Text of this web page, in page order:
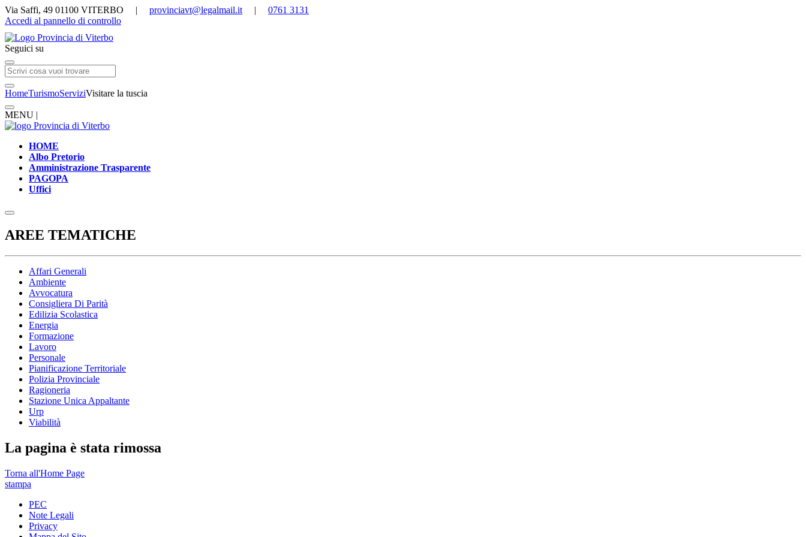
Via Saffi, 49 01100 VITERBO | provinciavt@legalmail.it | 0761 3131
Accedi al pannello di controllo
Seguici su
HomeTurismoServiziVisitare la tuscia
MENU |
HOME
Albo Pretorio
Amministrazione Trasparente
PAGOPA
Uffici
AREE TEMATICHE
Affari Generali
Ambiente
Avvocatura
Consigliera Di Parità
Edilizia Scolastica
Energia
Formazione
Lavoro
Personale
Pianificazione Territoriale
Polizia Provinciale
Ragioneria
Stazione Unica Appaltante
Urp
Viabilità
La pagina è stata rimossa
Torna all'Home Page
stampa
PEC
Note Legali
Privacy